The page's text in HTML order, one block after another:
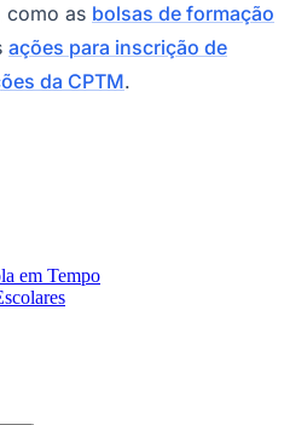
como as bolsas de formação
ações para inscrição de
da CPTM.
em Tempo